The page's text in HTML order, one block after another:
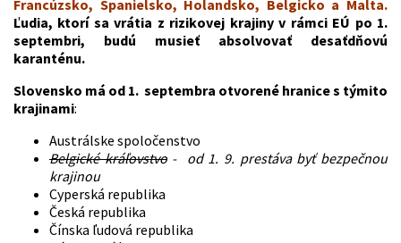
Francúzsko, Španielsko, Holandsko, Belgicko a Malta.
Ľudia, ktorí sa vrátia z rizikovej krajiny v rámci EÚ po 1.
septembri, budú musieť absolvovať desaťdňovú
karanténu.
Slovensko má od 1. septembra otvorené hranice s týmito
krajinami:
Austrálske spoločenstvo
Belgické kráľovstvo- od 1. 9. prestáva byť bezpečnou
krajinou
Cyperská republika
Česká republika
Čínska ľudová republika